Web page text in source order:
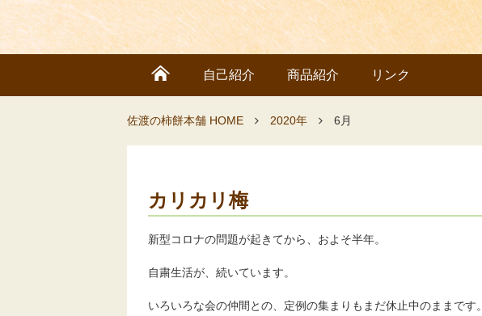
自己紹介 商品紹介 リンク
佐渡の柿餅本舗 HOME 2020年 6月
カリカリ梅
新型コロナの問題が起きてから、およそ半年。
自粛生活が、続いています。
いろいろな会の仲間との、定例の集まりもまだ休止中のままです。